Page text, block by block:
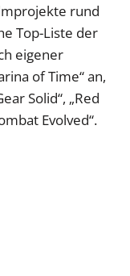
rund
Top-Liste der
eigener
of Time“ an,
Solid“, „Red
Evolved“.